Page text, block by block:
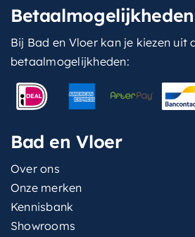
Betaalmogelijkheden
Bij Bad en Vloer kan je kiezen uit
betaalmogelijkheden:
Bad en Vloer
Over ons
Onze merken
Kennisbank
Showrooms